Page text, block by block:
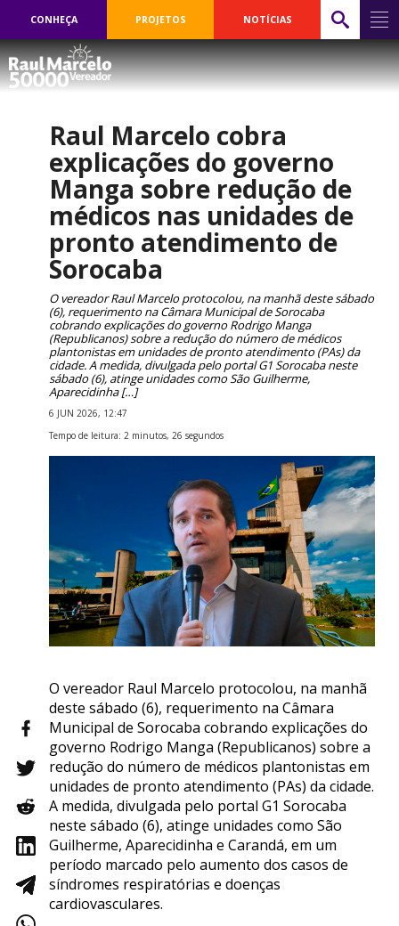
CONHEÇA PROJETOS NOTÍCIAS
Raul Marcelo cobra
explicações do governo
Manga sobre redução de
médicos nas unidades de
pronto atendimento de
Sorocaba
O vereador Raul Marcelo protocolou, na manhã deste sábado
(6), requerimento na Câmara Municipal de Sorocaba
cobrando explicações do governo Rodrigo Manga
(Republicanos) sobre a redução do número de médicos
plantonistas em unidades de pronto atendimento (PAs) da
cidade. A medida, divulgada pelo portal G1 Sorocaba neste
sábado (6), atinge unidades como São Guilherme,
Aparecidinha […]
6 JUN 2026, 12:47
Tempo de leitura: 2 minutos, 26 segundos
O vereador Raul Marcelo protocolou, na manhã
deste sábado (6), requerimento na Câmara
Municipal de Sorocaba cobrando explicações do
governo Rodrigo Manga (Republicanos) sobre a
redução do número de médicos plantonistas em
unidades de pronto atendimento (PAs) da cidade.
A medida, divulgada pelo portal G1 Sorocaba
neste sábado (6), atinge unidades como São
Guilherme, Aparecidinha e Carandá, em um
período marcado pelo aumento dos casos de
síndromes respiratórias e doenças
cardiovasculares.